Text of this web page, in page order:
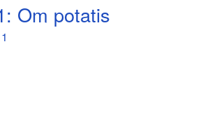
Om potatis
1